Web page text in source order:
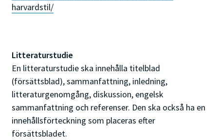
harvardstil/
Litteraturstudie
En litteraturstudie ska innehålla titelblad
(försättsblad), sammanfattning, inledning,
litteraturgenomgång, diskussion, engelsk
sammanfattning och referenser. Den ska också ha en
innehållsförteckning som placeras efter
försättsbladet.